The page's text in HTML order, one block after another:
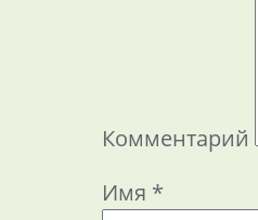
Комментарий
Имя *